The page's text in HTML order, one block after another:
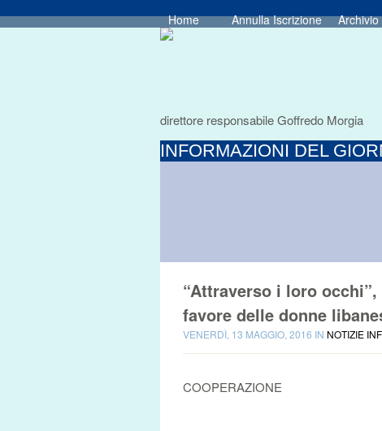
Home Annulla Iscrizione Archivio
direttore responsabile Goffredo Morgia
INFORMAZIONI DEL
“Attraverso i loro
favore delle donne
VENERDÌ, 13 MAGGIO, 2016 IN NOTIZIE
COOPERAZIONE